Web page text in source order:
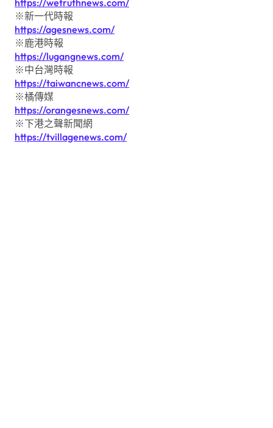
https://wetruthnews.com/
※新一代時報
https://agesnews.com/
※鹿港時報
https://lugangnews.com/
※中台灣時報
https://taiwancnews.com/
※橘傳媒
https://orangesnews.com/
※下港之聲新聞網
https://tvillagenews.com/